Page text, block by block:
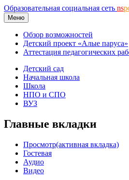
Образовательная социальная сеть ns
Меню
Обзор возможностей
Детский проект «Алые паруса»
Аттестация педагогических
Детский сад
Начальная школа
Школа
НПО и СПО
ВУЗ
Главные вкладки
Просмотр(активная вкладка)
Гостевая
Аудио
Видео